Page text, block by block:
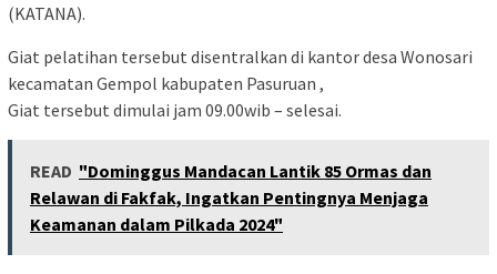
(KATANA).
Giat pelatihan tersebut disentralkan di kantor desa Wonosari
kecamatan Gempol kabupaten Pasuruan ,
Giat tersebut dimulai jam 09.00wib – selesai.
READ "Dominggus Mandacan Lantik 85 Ormas dan
Relawan di Fakfak, Ingatkan Pentingnya Menjaga
Keamanan dalam Pilkada 2024"